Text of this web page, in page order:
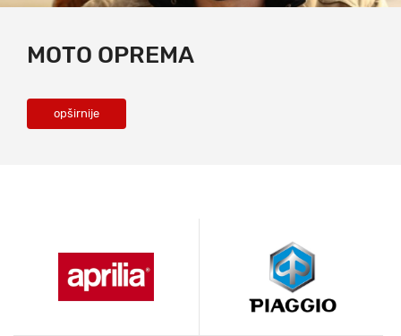
MOTO OPREMA
opširnije